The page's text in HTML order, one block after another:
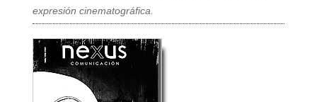
expresión cinematográfica.